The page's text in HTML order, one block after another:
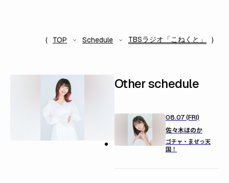
TOP Schedule TBSラジオ「こねくと」
Other schedule
08.07 (FRI)
佐々木ほのか
ゴチャ・まぜっ天
国！